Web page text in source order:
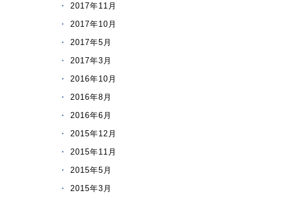
2017年11月
2017年10月
2017年5月
2017年3月
2016年10月
2016年8月
2016年6月
2015年12月
2015年11月
2015年5月
2015年3月